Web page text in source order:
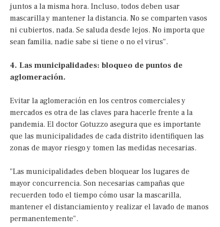
juntos a la misma hora. Incluso, todos deben usar
mascarilla y mantener la distancia. No se comparten vasos
ni cubiertos, nada. Se saluda desde lejos. No importa que
sean familia, nadie sabe si tiene o no el virus".
4. Las municipalidades: bloqueo de puntos de
aglomeración.
Evitar la aglomeración en los centros comerciales y
mercados es otra de las claves para hacerle frente a la
pandemia. El doctor Gotuzzo asegura que es importante
que las municipalidades de cada distrito identifiquen las
zonas de mayor riesgo y tomen las medidas necesarias.
"Las municipalidades deben bloquear los lugares de
mayor concurrencia. Son necesarias campañas que
recuerden todo el tiempo cómo usar la mascarilla,
mantener el distanciamiento y realizar el lavado de manos
permanentemente".